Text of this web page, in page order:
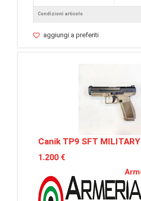
Condizioni articolo
aggiungi a preferiti
Canik TP9 SFT
1.200 €